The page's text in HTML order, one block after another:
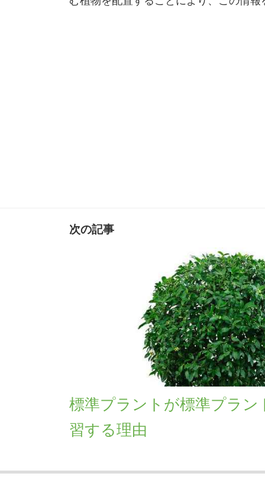
次の記事
標準プラントが標準プラン
習する理由